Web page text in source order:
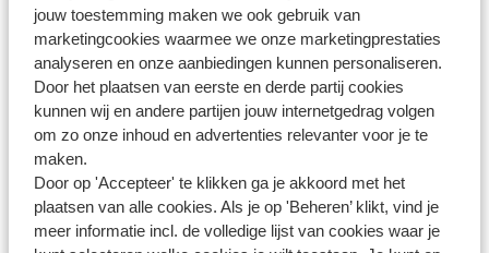
jouw toestemming maken we ook gebruik van
marketingcookies waarmee we onze marketingprestaties
analyseren en onze aanbiedingen kunnen personaliseren.
Door het plaatsen van eerste en derde partij cookies
kunnen wij en andere partijen jouw internetgedrag volgen
om zo onze inhoud en advertenties relevanter voor je te
maken.
Door op 'Accepteer' te klikken ga je akkoord met het
plaatsen van alle cookies. Als je op 'Beheren’ klikt, vind je
meer informatie incl. de volledige lijst van cookies waar je
Vragen over hetzelfde onderwerp
Met wie werkt Eliza was here samen voor de huurauto?
Welke huurauto is inclusief?
Wat is er allemaal inclusief bij de huurauto?
Gerelateerde vragen
Is doorverkoop van Eliza was here boekingen toegestaan?